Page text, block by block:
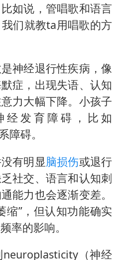
如说，管唱歌和语言
们就教ta用唱歌的方
神经退行性疾病，像
症，出现失语、认知
力大幅下降。小孩子
经发育障碍，比如
障碍。
有明显脑损伤或退行
社交、语言和认知刺
能力也会逐渐变差。
缩”，但认知功能确实
率的影响。
（神经